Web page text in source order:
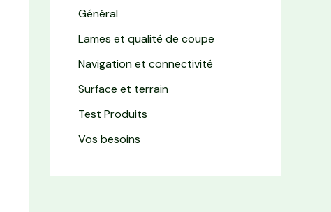
Général
Lames et qualité de coupe
Navigation et connectivité
Surface et terrain
Test Produits
Vos besoins